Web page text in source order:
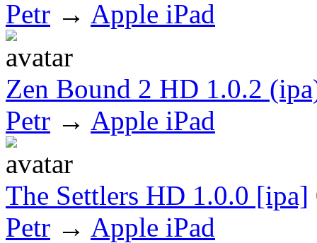
Petr → Apple iPad
Zen Bound 2 HD 1.0.2
Petr → Apple iPad
The Settlers HD 1.0.0 [ipa]
Petr → Apple iPad